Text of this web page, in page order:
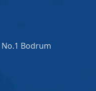
No.1 Bodrum